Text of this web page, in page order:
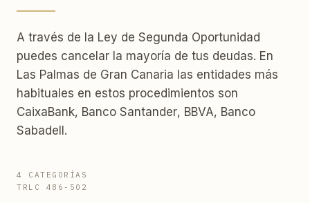
A través de la Ley de Segunda Oportunidad
puedes cancelar la mayoría de tus deudas. En
Las Palmas de Gran Canaria las entidades más
habituales en estos procedimientos son
CaixaBank, Banco Santander, BBVA, Banco
Sabadell.
4 CATEGORÍAS
TRLC 486-502